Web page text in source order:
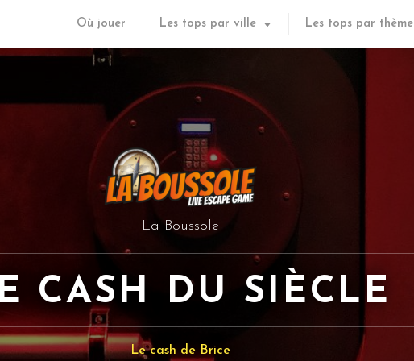
Où jouer Les tops par ville Les tops par thème
La Boussole
CASH DU SIÈCLE
Le cash de Brice